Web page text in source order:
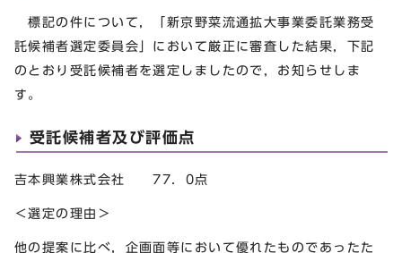
標記の件について，「新京野菜流通拡大事業委託業務受
託候補者選定委員会」において厳正に審査した結果，下記
のとおり受託候補者を選定しましたので，お知らせしま
す。
受託候補者及び評価点
吉本興業株式会社 77．0点
＜選定の理由＞
他の提案に比べ，企画面等において優れたものであったた